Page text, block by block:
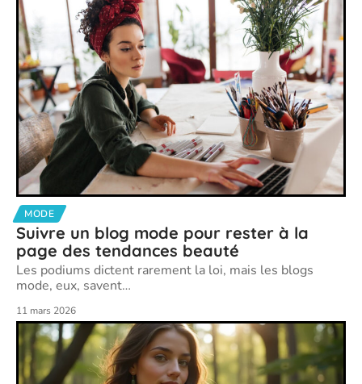
MODE
Suivre un blog mode pour rester à la
page des tendances beauté
Les podiums dictent rarement la loi, mais les blogs
mode, eux, savent…
11 mars 2026